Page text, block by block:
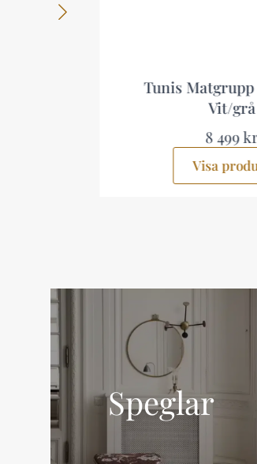
Matgrupp Utomhus
Speglar